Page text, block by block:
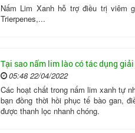
Nấm Lim Xanh hỗ trợ điều trị viêm
Trierpenes,...
Tại sao nấm lim lào có tác dụng giải
05:48 22/04/2022
Các hoạt chất trong nấm lim xanh tự
bạn đồng thời hồi phục tế bào gan,
được thanh lọc nhanh chóng.